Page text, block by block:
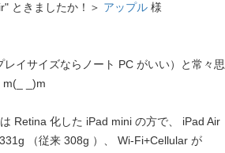
ときましたか！＞ アップル 様
イサイズならノート PC がいい）と常々思
m(_ _)m
Retina 化した iPad mini の方で、 iPad Air
（従来 308g ）、 Wi-Fi+Cellular が